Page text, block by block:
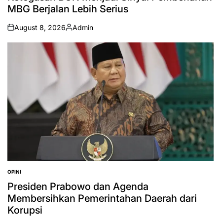
MBG Berjalan Lebih Serius
on
August 8, 2026
Posted
by
Admin
POSTED
IN
OPINI
Presiden Prabowo dan Agenda
Membersihkan Pemerintahan Daerah dari
Korupsi